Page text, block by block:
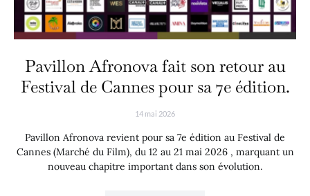
Pavillon Afronova fait son retour au
Festival de Cannes pour sa 7e édition.
14 mai 2026
Pavillon Afronova revient pour sa 7e édition au Festival de
Cannes (Marché du Film), du 12 au 21 mai 2026 , marquant un
nouveau chapitre important dans son évolution.